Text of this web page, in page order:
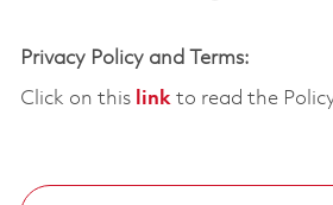
Privacy Policy and Terms:
Click on this linkto read the